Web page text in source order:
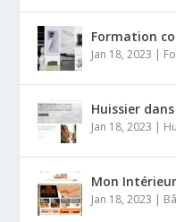
Formation
Jan 18, 2023 |
Huissier
Jan 18, 2023 |
Mon
Jan 18, 2023 |